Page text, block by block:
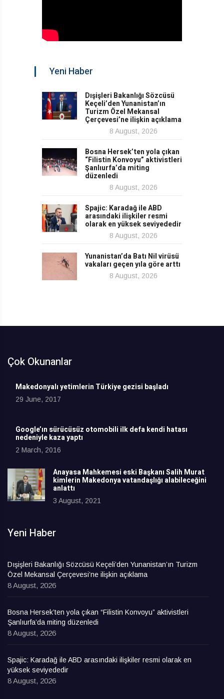
Yeni Haber
Dışişleri Bakanlığı Sözcüsü
Keçeli’den Yunanistan’ın
Turizm Özel Mekansal
Çerçevesi’ne ilişkin açıklama
8 August, 2026
Bosna Hersek’ten yola çıkan
“Filistin Konvoyu” aktivistleri
Şanlıurfa’da miting
düzenledi
8 August, 2026
Spajic: Karadağ ile ABD
arasındaki ilişkiler resmi
olarak en yüksek seviyededir
8 August, 2026
Yunanistan’da Batı Nil virüsü
vakaları geçen yıla göre arttı
8 August, 2026
Çok Okunanlar
Makedonyalı yetimlerin Türkiye gezisi başladı
29 June, 2017
Google’ın sürücüsüz otomobili ilk defa kendi hatası
nedeniyle kaza yaptı
2 March, 2016
Anayasa Mahkemesi eski Başkanı Salih Murat
kimlerin Makedonya vatandaşlığı alabileceğini
anlattı
3 August, 2021
Yeni Haber
Dışişleri Bakanlığı Sözcüsü Keçeli’den Yunanistan’ın Turizm
Özel Mekansal Çerçevesi’ne ilişkin açıklama
8 August, 2026
Bosna Hersek’ten yola çıkan “Filistin Konvoyu” aktivistleri
Şanlıurfa’da miting düzenledi
8 August, 2026
Spajic: Karadağ ile ABD arasındaki ilişkiler resmi olarak en
yüksek seviyededir
8 August, 2026